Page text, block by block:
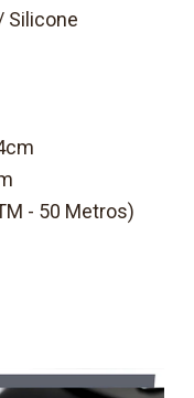
Silicone
- 50 Metros)